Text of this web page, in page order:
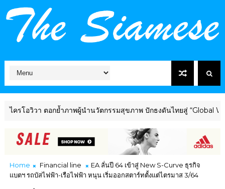
วา ตอกย้ำภาพผู้นำนวัตกรรมสุขภาพ ปักธงดันไทยสู่ “Global Wellness
Home Financial line
EA ลั่นปี 64 เข้าสู่ New S-Curve ธุรกิจ
แบตฯ รถบัสไฟฟ้า-เรือไฟฟ้า หนุน เริ่มออกสตาร์ทตั้งแต่ไตรมาส 3/64